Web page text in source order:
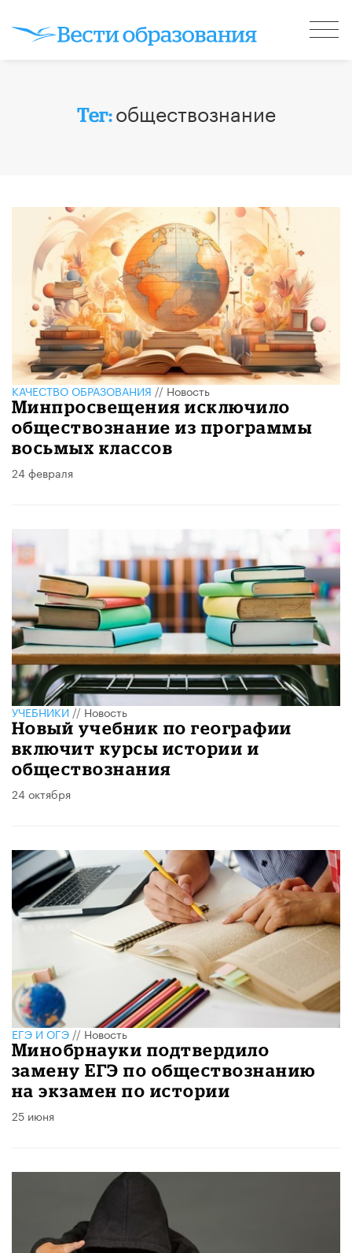
Тег:обществознание
КАЧЕСТВО ОБРАЗОВАНИЯ//Новость
Минпросвещения исключило
обществознание из программы
восьмых классов
24 февраля
УЧЕБНИКИ//Новость
Новый учебник по географии
включит курсы истории и
обществознания
24 октября
ЕГЭ И ОГЭ//Новость
Минобрнауки подтвердило
замену ЕГЭ по обществознанию
на экзамен по истории
25 июня